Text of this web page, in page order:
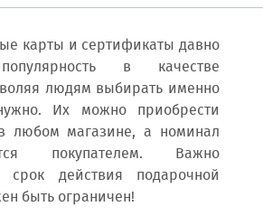
карты и сертификаты давно
в качестве
людям выбирать именно
Их можно приобрести
любом магазине, а номинал
покупателем. Важно
срок действия подарочной
быть ограничен!